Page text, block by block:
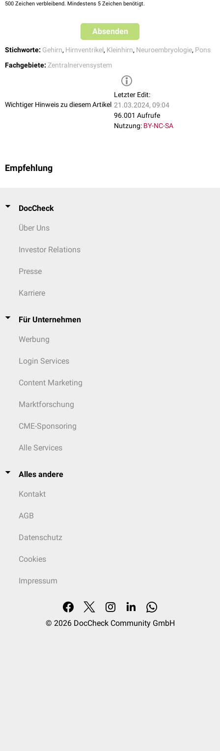
500 Zeichen verbleibend. Mindestens 5 Zeichen benötigt.
Absenden
Stichworte: Gehirn, Hirnventrikel, Kleinhirn, Neuroembryologie, Pons
Fachgebiete: Zentralnervensystem
Wichtiger Hinweis zu diesem Artikel
Letzter Edit:
21.03.2024, 09:04
96.001 Aufrufe
Nutzung: BY-NC-SA
Empfehlung
DocCheck
Über Uns
Investor Relations
Presse
Karriere
Für Unternehmen
Werbung
Login Services
Content Marketing
Marktforschung
CME-Sponsoring
Alle Services
Alles andere
Kontakt
AGB
Datenschutz
Cookies
Impressum
© 2026 DocCheck Community GmbH